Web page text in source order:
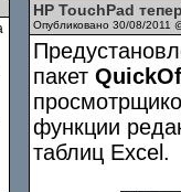
HP TouchPad
Опубликовано 30/08/2011
пакет
функции
таблиц Excel.